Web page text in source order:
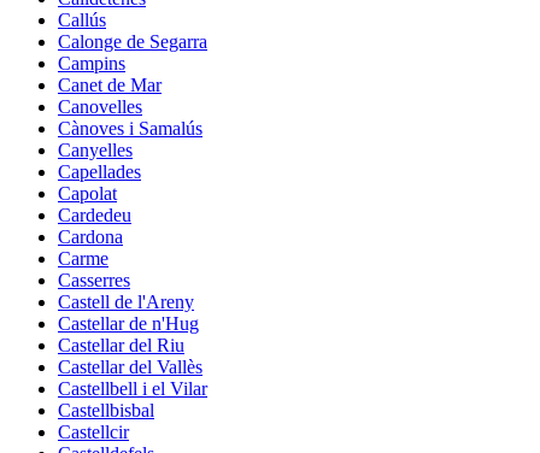
Callús
Calonge de Segarra
Campins
Canet de Mar
Canovelles
Cànoves i Samalús
Canyelles
Capellades
Capolat
Cardedeu
Cardona
Carme
Casserres
Castell de l'Areny
Castellar de n'Hug
Castellar del Riu
Castellar del Vallès
Castellbell i el Vilar
Castellbisbal
Castellcir